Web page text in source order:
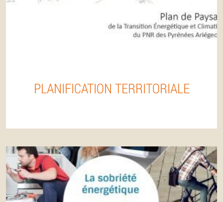
PLANIFICATION TERRITORIALE